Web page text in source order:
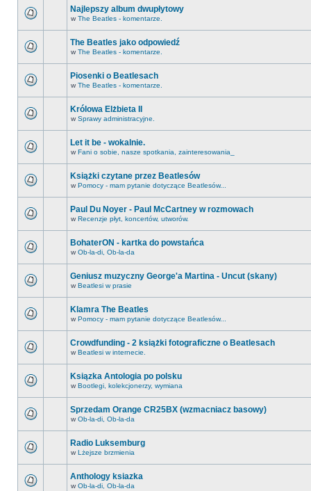
Najlepszy album dwupłytowy
w The Beatles - komentarze.
The Beatles jako odpowiedź
w The Beatles - komentarze.
Piosenki o Beatlesach
w The Beatles - komentarze.
Królowa Elżbieta II
w Sprawy administracyjne.
Let it be - wokalnie.
w Fani o sobie, nasze spotkania, zainteresowania_
Książki czytane przez Beatlesów
w Pomocy - mam pytanie dotyczące Beatlesów...
Paul Du Noyer - Paul McCartney w rozmowach
w Recenzje płyt, koncertów, utworów.
BohaterON - kartka do powstańca
w Ob-la-di, Ob-la-da
Geniusz muzyczny George'a Martina - Uncut (skany)
w Beatlesi w prasie
Klamra The Beatles
w Pomocy - mam pytanie dotyczące Beatlesów...
Crowdfunding - 2 książki fotograficzne o Beatlesach
w Beatlesi w internecie.
Ksiązka Antologia po polsku
w Bootlegi, kolekcjonerzy, wymiana
Sprzedam Orange CR25BX (wzmacniacz basowy)
w Ob-la-di, Ob-la-da
Radio Luksemburg
w Lżejsze brzmienia
Anthology ksiazka
w Ob-la-di, Ob-la-da